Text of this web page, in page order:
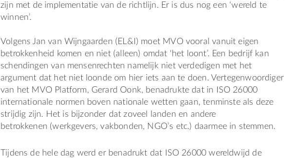
zijn met de implementatie van de richtlijn. Er is dus nog een ‘wereld te
winnen’.
Volgens Jan van Wijngaarden (EL&I) moet MVO vooral vanuit eigen
betrokkenheid komen en niet (alleen) omdat ‘het loont’. Een bedrijf kan
schendingen van mensenrechten namelijk niet verdedigen met het
argument dat het niet loonde om hier iets aan te doen. Vertegenwoordiger
van het MVO Platform, Gerard Oonk, benadrukte dat in ISO 26000
internationale normen boven nationale wetten gaan, tenminste als deze
strijdig zijn. Het is bijzonder dat zoveel landen en andere
betrokkenen (werkgevers, vakbonden, NGO’s etc.) daarmee in stemmen.
Tijdens de hele dag werd er benadrukt dat ISO 26000 wereldwijd de